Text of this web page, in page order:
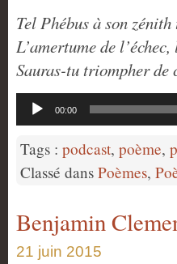
Tel Phébus à son
L’amertume de
Sauras-tu triompher de
Lecteur
audio
00:00
Tags : podcast, poème,
Classé dans Poèmes,
Benjamin
21 juin 2015